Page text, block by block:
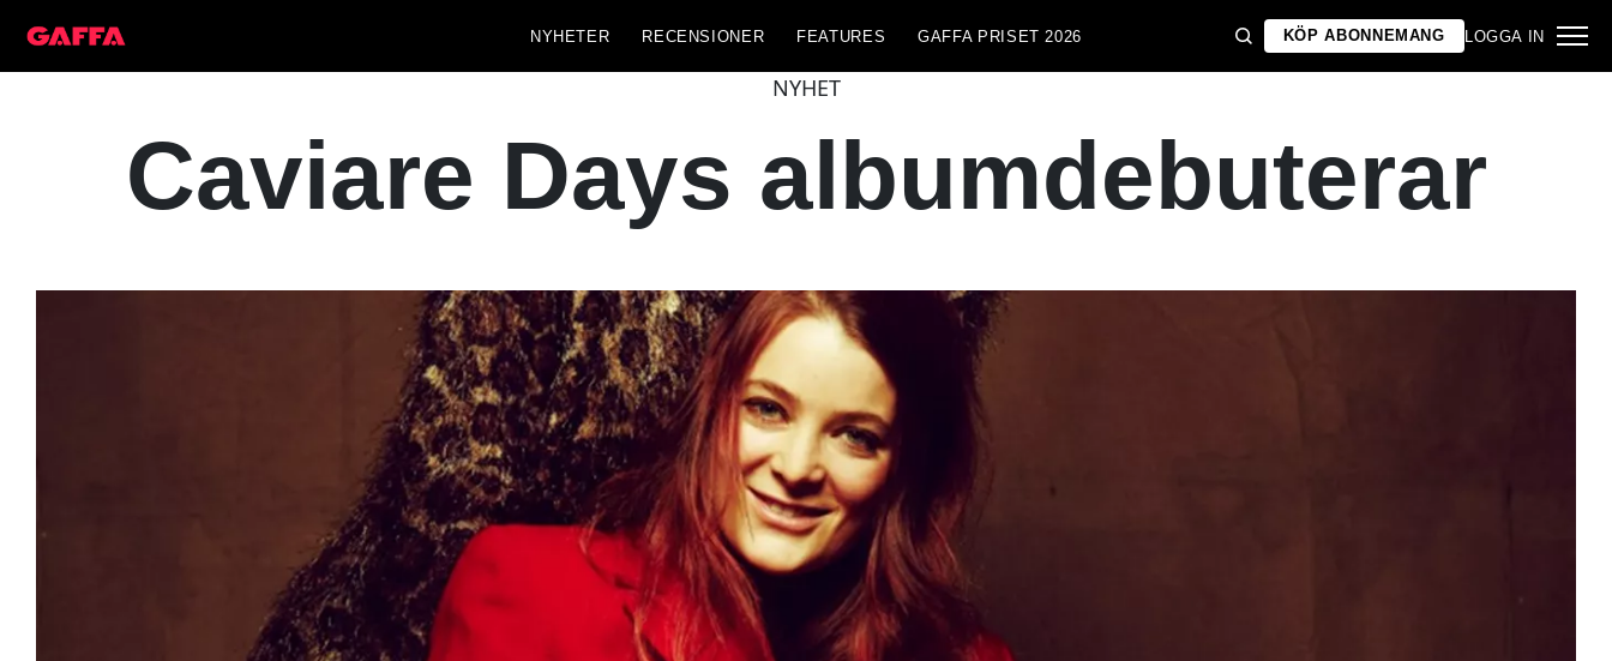
NYHETER RECENSIONER FEATURES GAFFA PRISET 2026 KÖP ABONNEMANG LOGGA IN
NYHET
Caviare Days albumdebuterar